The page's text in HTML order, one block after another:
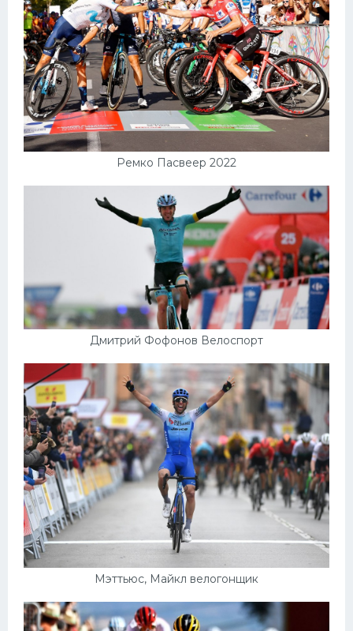
Ремко Пасвеер 2022
Дмитрий Фофонов Велоспорт
Мэттьюс, Майкл велогонщик